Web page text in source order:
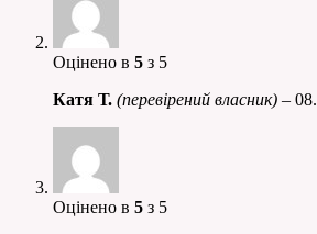
Оцінено в 5 з 5
Катя Т. (перевірений власник) –
Оцінено в 5 з 5